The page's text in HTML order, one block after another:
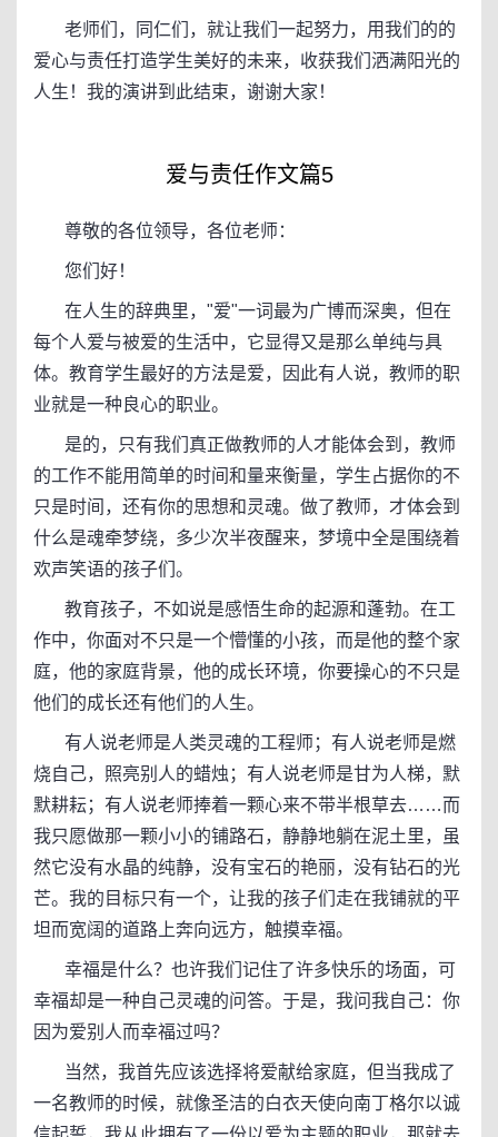
老师们，同仁们，就让我们一起努力，用我们的的
爱心与责任打造学生美好的未来，收获我们洒满阳光的
人生！我的演讲到此结束，谢谢大家！
爱与责任作文篇5
尊敬的各位领导，各位老师：
您们好！
在人生的辞典里，"爱"一词最为广博而深奥，但在
每个人爱与被爱的生活中，它显得又是那么单纯与具
体。教育学生最好的方法是爱，因此有人说，教师的职
业就是一种良心的职业。
是的，只有我们真正做教师的人才能体会到，教师
的工作不能用简单的时间和量来衡量，学生占据你的不
只是时间，还有你的思想和灵魂。做了教师，才体会到
什么是魂牵梦绕，多少次半夜醒来，梦境中全是围绕着
欢声笑语的孩子们。
教育孩子，不如说是感悟生命的起源和蓬勃。在工
作中，你面对不只是一个懵懂的小孩，而是他的整个家
庭，他的家庭背景，他的成长环境，你要操心的不只是
他们的成长还有他们的人生。
有人说老师是人类灵魂的工程师；有人说老师是燃
烧自己，照亮别人的蜡烛；有人说老师是甘为人梯，默
默耕耘；有人说老师捧着一颗心来不带半根草去……而
我只愿做那一颗小小的铺路石，静静地躺在泥土里，虽
然它没有水晶的纯静，没有宝石的艳丽，没有钻石的光
芒。我的目标只有一个，让我的孩子们走在我铺就的平
坦而宽阔的道路上奔向远方，触摸幸福。
幸福是什么？也许我们记住了许多快乐的场面，可
幸福却是一种自己灵魂的问答。于是，我问我自己：你
因为爱别人而幸福过吗？
当然，我首先应该选择将爱献给家庭，但当我成了
一名教师的时候，就像圣洁的白衣天使向南丁格尔以诚